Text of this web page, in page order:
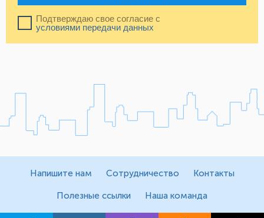
Подтверждаю свое согласие с
условиями передачи данных
Напишите нам Сотрудничество Контакты
Полезные ссылки Наша команда